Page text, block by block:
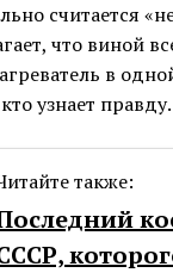
считается
что виной
в
узнает правду.
также: